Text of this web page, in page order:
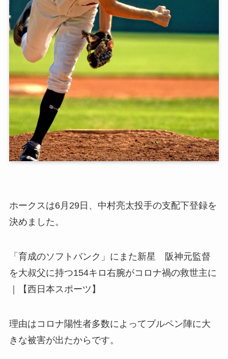
ホークスは6月29日、中村亮太投手の支配下登録を
決めました。
「育成のソフトバンク」にまた新星 阪神元監督
を大叔父に持つ154キロ右腕がコロナ禍の救世主に
｜【西日本スポーツ】
理由はコロナ陽性者多数によってブルペン陣に大
きな被害が出たからです。